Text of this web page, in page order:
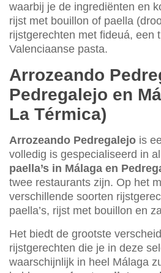
waarbij je de ingrediënten en
rijst met bouillon of paella
rijstgerechten met fideuá, een
Valenciaanse pasta.
Arrozeando
Pedregalejo en
La Térmica)
Arrozeando Pedregalejo is
volledig is gespecialiseerd in
paella’s in Málaga en
twee restaurants zijn. Op het
verschillende soorten
paella’s, rijst met bouillon en
Het biedt de grootste
rijstgerechten die je in deze
waarschijnlijk in heel Málaga